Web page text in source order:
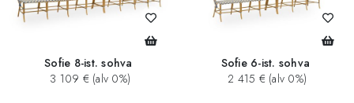
Sofie 8-ist. sohva
3 109 € (alv 0%)
Sofie 6-ist. sohva
2 415 € (alv 0%)